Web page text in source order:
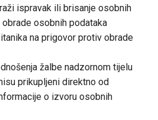
ispravak ili brisanje osobnih
osobnih podataka
na prigovor protiv obrade
žalbe nadzornom tijelu
prikupljeni direktno od
o izvoru osobnih